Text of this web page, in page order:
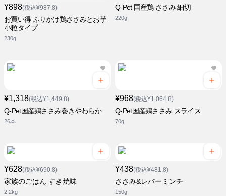
¥898(税込¥987.8)
お買い得 ふりかけ鶏ささみとお芋
小粒タイプ
230g
Q-Pet 国産鶏 ささみ 細切
220g
¥1,318(税込¥1,449.8)
Q-Pet国産鶏ささみ巻きやわらか
26本
¥968(税込¥1,064.8)
Q-Pet国産鶏ささみ スライス
70g
¥628(税込¥690.8)
家族のごはん すき焼味
2.2kg
¥438(税込¥481.8)
ささみ&レバーミンチ
150g